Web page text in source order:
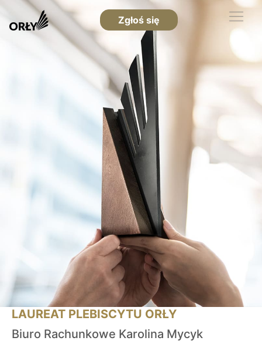
Zgłoś się
LAUREAT PLEBISCYTU ORŁY
Biuro Rachunkowe Karolina Mycyk